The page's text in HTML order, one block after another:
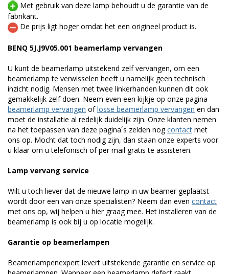
Met gebruik van deze lamp behoudt u de garantie van de
fabrikant.
De prijs ligt hoger omdat het een origineel product is.
BENQ 5J.J9V05.001 beamerlamp vervangen
U kunt de beamerlamp uitstekend zelf vervangen, om een
beamerlamp te verwisselen heeft u namelijk geen technisch
inzicht nodig. Mensen met twee linkerhanden kunnen dit ook
gemakkelijk zelf doen. Neem even een kijkje op onze pagina
beamerlamp vervangen oflosse beamerlamp vervangen en dan
moet de installatie al redelijk duidelijk zijn. Onze klanten nemen
na het toepassen van deze pagina´s zelden nogcontact met
ons op. Mocht dat toch nodig zijn, dan staan onze experts voor
u klaar om u telefonisch of per mail gratis te assisteren.
Lamp vervang service
Wilt u toch liever dat de nieuwe lamp in uw beamer geplaatst
wordt door een van onze specialisten? Neem dan even contact
met ons op, wij helpen u hier graag mee. Het installeren van de
beamerlamp is ook bij u op locatie mogelijk.
Garantie op beamerlampen
Beamerlampenexpert levert uitstekende garantie en service op